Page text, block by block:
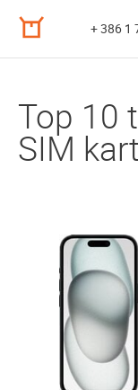
+ 386 1
Top 10
SIM